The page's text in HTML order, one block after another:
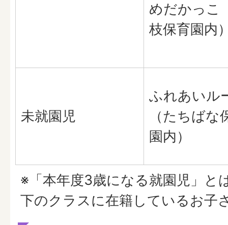
めだかっこ
枝保育園内
未就園児
ふれあいル
（たちばな
園内）
※「本年度3歳になる就園児」と
下のクラスに在籍しているお子